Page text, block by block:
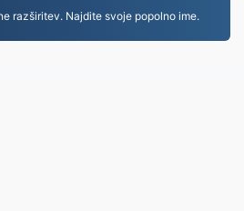
razširitev. Najdite svoje popolno ime.